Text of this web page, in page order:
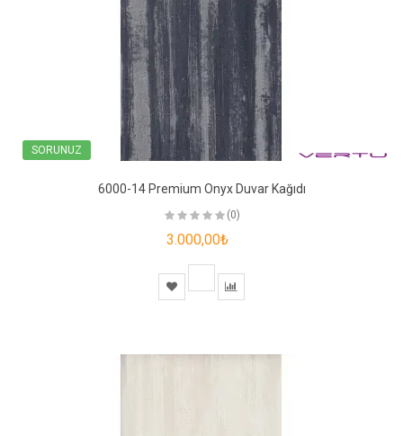
SORUNUZ
6000-14 Premium Onyx Duvar Kağıdı
(0)
3.000,00₺